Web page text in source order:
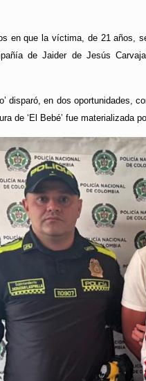
en que la víctima, de 21 años,
de Jaider de Jesús
disparó, en dos oportunidades,
de ‘El Bebé’ fue materializada